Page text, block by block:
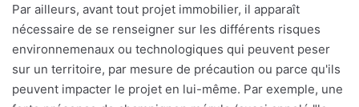
Par ailleurs, avant tout projet immobilier, il apparaît
nécessaire de se renseigner sur les différents risques
environnemenaux ou technologiques qui peuvent peser
sur un territoire, par mesure de précaution ou parce qu'ils
peuvent impacter le projet en lui-même. Par exemple, une